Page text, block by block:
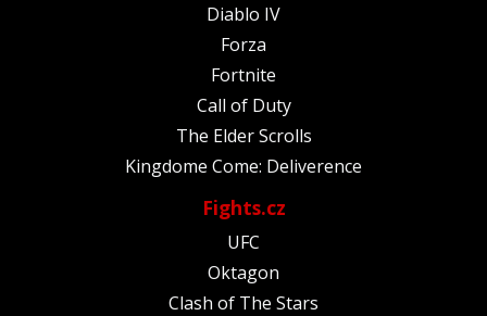
Diablo IV
Forza
Fortnite
Call of Duty
The Elder Scrolls
Kingdome Come: Deliverence
Fights.cz
UFC
Oktagon
Clash of The Stars